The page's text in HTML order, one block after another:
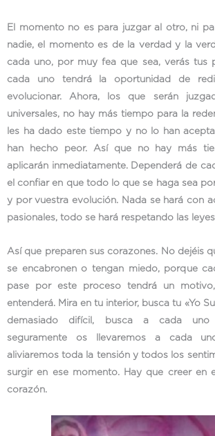
El momento no es para juzgar al otro, ni
nadie, el momento es de la verdad y la
cada uno, por muy fea que sea, verás tus
cada uno tendrá la oportunidad de
evolucionar. Ahora, los que serán
universales, no hay más tiempo para la
les ha dado este tiempo y no lo han
han hecho peor. Así que no hay más
aplicarán inmediatamente. Dependerá de
el confiar en que todo lo que se haga sea
y por vuestra evolución. Nada se hará con
pasionales, todo se hará respetando las
Así que preparen sus corazones. No dejéis
se encabronen o tengan miedo, porque
pase por este proceso tendrá un
entenderá. Mira en tu interior, busca tu «Yo
demasiado difícil, busca a cada
seguramente os llevaremos a cada
aliviaremos toda la tensión y todos los
surgir en ese momento. Hay que creer en
corazón.